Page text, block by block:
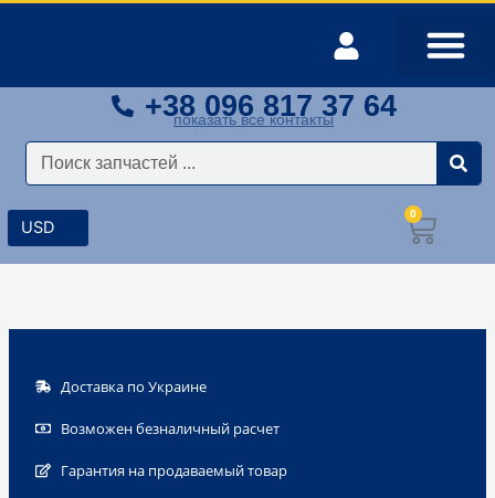
+38 096 817 37 64
показать все контакты
Поиск
0
Доставка по Украине
Возможен безналичный расчет
Гарантия на продаваемый товар